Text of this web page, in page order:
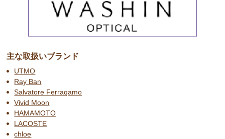
主な取扱いブランド
UTMO
Ray Ban
Salvatore Ferragamo
Vivid Moon
HAMAMOTO
LACOSTE
chloe